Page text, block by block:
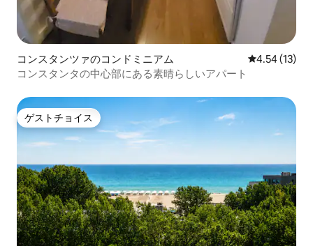
コンスタンツァのコンドミニアム レビュー13
4.54 (13)
コンスタンタの中心部にある素晴らしいアパート
ゲストチョイス
ゲストチョイス